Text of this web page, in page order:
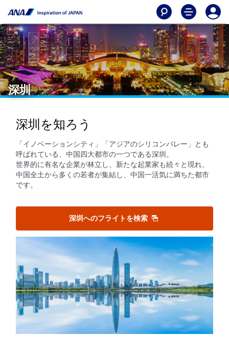
深圳
深圳を知ろう
「イノベーションシティ」「アジアのシリコンバレー」とも
呼ばれている、中国四大都市の一つである深圳。
世界的に有名な企業が林立し、新たな起業家も続々と現れ、
中国全土から多くの若者が集結し、中国一活気に満ちた都市
です。
深圳へのフライトを検索